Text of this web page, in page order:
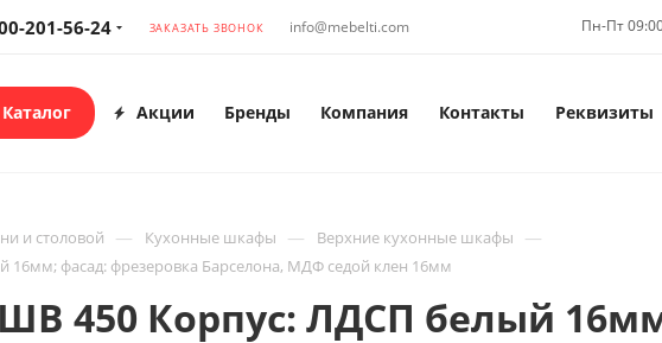
201-56-24 ЗАКАЗАТЬ ЗВОНОК info@mebelti.com Пн-Пт
Каталог Акции Бренды Компания Контакты Реквизиты
и столовой — Кухонные шкафы — Верхние кухонные шкафы —
фасад: фрезеровка Барселона, МДФ седой клен 16мм
450 Корпус: ЛДСП белый